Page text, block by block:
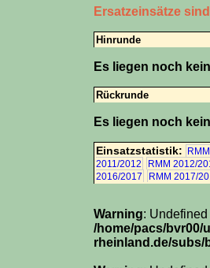
Ersatzeinsätze
Hinrunde
Es liegen noch
Rückrunde
Es liegen noch
Einsatzstatistik:
2011/2012
RMM 2012/
2016/2017
RMM 2017/
Warning:
/home/pacs/bvr00/
rheinland.de/subs/